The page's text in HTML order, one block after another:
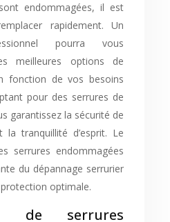
endommagées, il est
rapidement. Un
pourra vous
meilleures options de
fonction de vos besoins
pour des serrures de
garantissez la sécurité de
tranquillité d’esprit. Le
serrures endommagées
du dépannage serrurier
optimale.
de serrures